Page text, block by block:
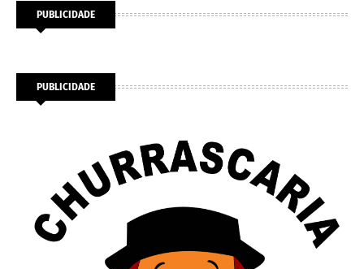
PUBLICIDADE
PUBLICIDADE